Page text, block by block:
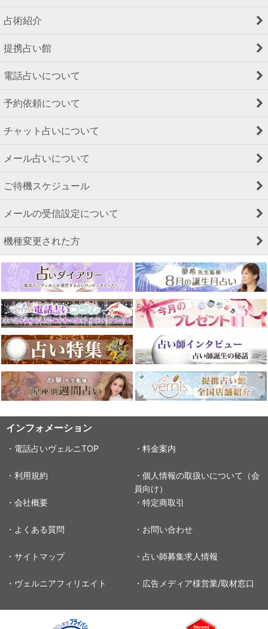
占術紹介
提携占い館
電話占いについて
予約依頼について
チャット占いについて
メール占いについて
ご待機スケジュール
メールの受信設定について
機種変更された方
インフォメーション
・電話占いヴェルニTOP ・料金案内
・利用規約
・個人情報の取扱いについて（会
員向け）
・会社概要
・特定商取引
・よくある質問 ・お問い合わせ
・サイトマップ ・占い師募集求人情報
・ヴェルニアフィリエイト ・広告メディア様営業/取材窓口